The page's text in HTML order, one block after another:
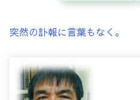
突然の訃報に言葉もなく。